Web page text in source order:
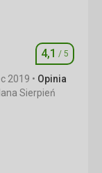
3,0/ 5
3,0/ 5
Ocena
4,1 / 5
2019
Opinia
Sierpień